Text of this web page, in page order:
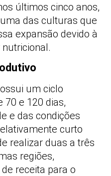
últimos cinco anos,
das culturas que
expansão devido à
um ciclo
70 e 120 dias,
e das condições
curto
realizar duas a três
regiões,
receita para o